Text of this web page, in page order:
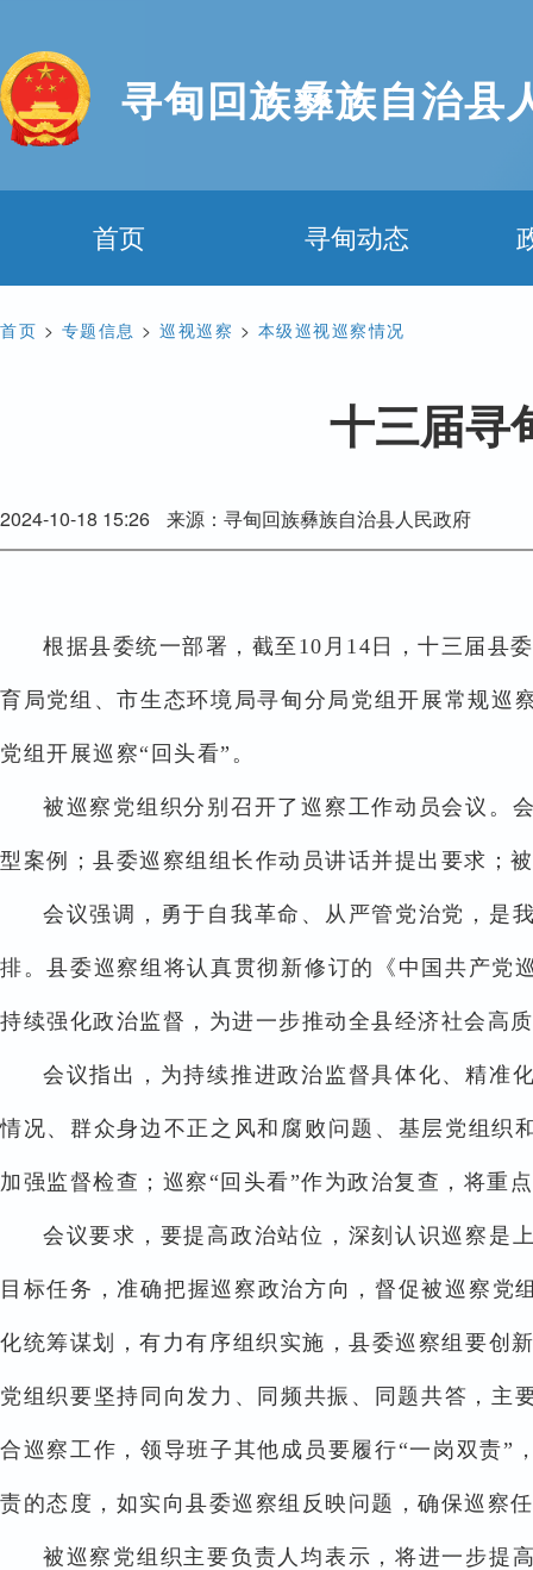
寻甸回族彝族自治县
首页 寻甸动态
首页 > 专题信息 > 巡视巡察 > 本级巡视巡察情况
十三届寻
2024-10-18 15:26 来源：寻甸回族彝族自治县人民政府
根据县委统一部署，截至10月14日，十三届县
育局党组、市生态环境局寻甸分局党组开展常规巡
党组开展巡察“回头看”。
被巡察党组织分别召开了巡察工作动员会议。
型案例；县委巡察组组长作动员讲话并提出要求；
会议强调，勇于自我革命、从严管党治党，是
排。县委巡察组将认真贯彻新修订的《中国共产党
持续强化政治监督，为进一步推动全县经济社会高
会议指出，为持续推进政治监督具体化、精准
情况、群众身边不正之风和腐败问题、基层党组织
加强监督检查；巡察“回头看”作为政治复查，将重
会议要求，要提高政治站位，深刻认识巡察是
目标任务，准确把握巡察政治方向，督促被巡察党
化统筹谋划，有力有序组织实施，县委巡察组要创
党组织要坚持同向发力、同频共振、同题共答，主
合巡察工作，领导班子其他成员要履行“一岗双责
责的态度，如实向县委巡察组反映问题，确保巡察
被巡察党组织主要负责人均表示，将进一步提